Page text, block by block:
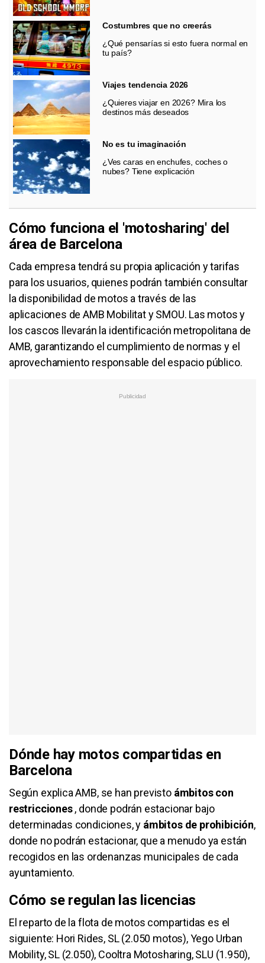
Costumbres que no creerás
¿Qué pensarías si esto fuera normal en
tu país?
Viajes tendencia 2026
¿Quieres viajar en 2026? Mira los
destinos más deseados
No es tu imaginación
¿Ves caras en enchufes, coches o
nubes? Tiene explicación
Cómo funciona el 'motosharing' del
área de Barcelona
Cada empresa tendrá su propia aplicación y tarifas
para los usuarios, quienes podrán también consultar
la disponibilidad de motos a través de las
aplicaciones de AMB Mobilitat y SMOU. Las motos y
los cascos llevarán la identificación metropolitana de
AMB, garantizando el cumplimiento de normas y el
aprovechamiento responsable del espacio público.
Dónde hay motos compartidas en
Barcelona
Según explica AMB, se han previsto ámbitos con
restricciones, donde podrán estacionar bajo
determinadas condiciones, y ámbitos de prohibición,
donde no podrán estacionar, que a menudo ya están
recogidos en las ordenanzas municipales de cada
ayuntamiento.
Cómo se regulan las licencias
El reparto de la flota de motos compartidas es el
siguiente: Hori Rides, SL (2.050 motos), Yego Urban
Mobility, SL (2.050), Cooltra Motosharing, SLU (1.950),